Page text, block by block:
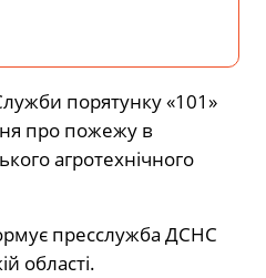
порятунку «101»
про пожежу в
агротехнічного
пресслужба ДСНС
області.